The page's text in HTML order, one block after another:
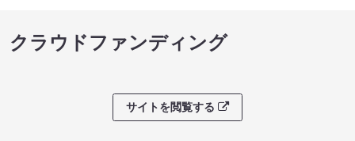
クラウドファンディング
サイトを閲覧する